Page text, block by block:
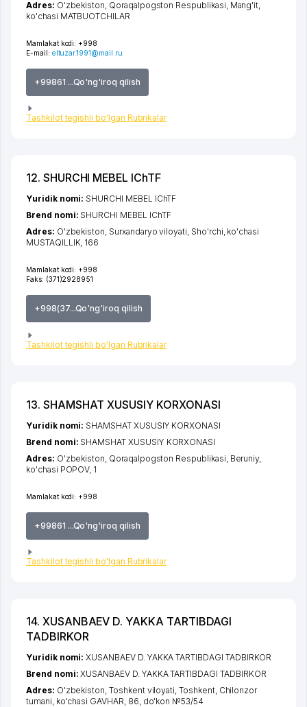
Mamlakat kodi: +998
E-mail: eltuzar.1991@mail.ru
+99861 ...Qo'ng'iroq qilish
Tashkilot tegishli bo'lgan Rubrikalar
Adres: O'zbekiston, Qoraqalpogston Respublikasi, Mang'it,
ko'chasi MATBUOTCHILAR
12. SHURCHI MEBEL IChTF
Mamlakat kodi: +998
Faks: (371)2928951
+998(37...Qo'ng'iroq qilish
Tashkilot tegishli bo'lgan Rubrikalar
Yuridik nomi: SHURCHI MEBEL IChTF
Brend nomi: SHURCHI MEBEL IChTF
Adres: O'zbekiston, Surxandaryo viloyati, Sho'rchi, ko'chasi
MUSTAQILLIK, 166
13. SHAMSHAT XUSUSIY KORXONASI
Mamlakat kodi: +998
+99861 ...Qo'ng'iroq qilish
Tashkilot tegishli bo'lgan Rubrikalar
Yuridik nomi: SHAMSHAT XUSUSIY KORXONASI
Brend nomi: SHAMSHAT XUSUSIY KORXONASI
Adres: O'zbekiston, Qoraqalpogston Respublikasi Beruniy,
ko'chasi POPOV, 1
14. XUSANBAEV D. YAKKA TARTIBDAGI
TADBIRKOR
Yuridik nomi:XUSANBAEV D. YAKKA TARTIBDAGI TADBIRKOR
Brend nomi:XUSANBAEV D. YAKKA TARTIBDAGI TADBIRKOR
Adres: O'zbekiston,Toshkent viloyati ,Toshkent, Chilonzor
tumani ko'chasi GAVHAR , 86, do'kon №53/54